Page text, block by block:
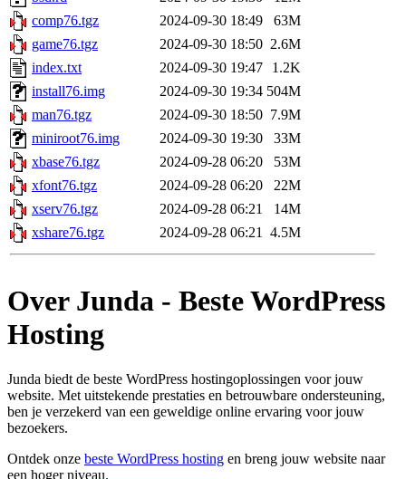
comp76.tgz
2024-09-30 18:49
63M
game76.tgz
2024-09-30 18:50 2.6M
index.txt
2024-09-30 19:47
1.2K
install76.img
2024-09-30 19:34 504M
man76.tgz
2024-09-30 18:50 7.9M
miniroot76.img
2024-09-30 19:30
33M
xbase76.tgz
2024-09-28 06:20
53M
xfont76.tgz
2024-09-28 06:20
22M
xserv76.tgz
2024-09-28 06:21
14M
xshare76.tgz
2024-09-28 06:21 4.5M
Over Junda - Beste WordPress
Hosting
Junda biedt de beste WordPress hostingoplossingen voor jouw
website. Met uitstekende prestaties en betrouwbare ondersteuning,
ben je verzekerd van een geweldige online ervaring voor jouw
bezoekers.
Ontdek onze beste WordPress hosting en breng jouw website naar
een hoger niveau.